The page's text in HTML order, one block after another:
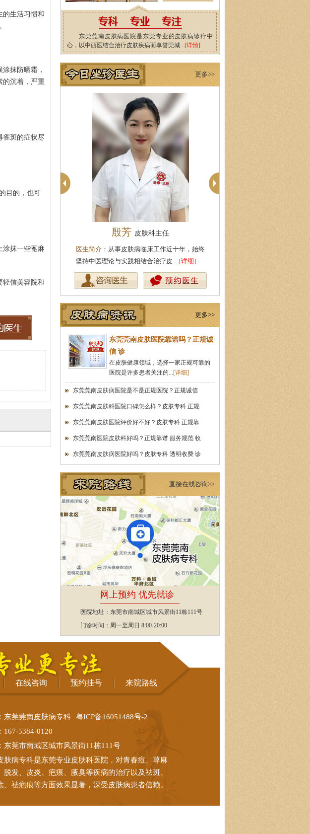
的生活习惯和
抹防晒霜，
的沉着，严重
雀斑的症状尽
目的，也可
涂抹一些蓖麻
轻信美容院和
东莞莞南皮肤病医院是东莞专业的皮肤病诊疗中
心，以中西医结合治疗皮肤疾病而享誉莞城...[详情]
更多>>
简介：从事皮肤病临床工作近十年，始终
持中医理论与实践相结合治疗皮…[详细]
柯仙花
医生简介：东莞莞南皮肤病专科皮肤科主任，
从事皮肤病临床诊疗工作多年，在…
更多>>
东莞莞南皮肤医院靠谱吗？正规诚
信 诊
在皮肤健康领域，选择一家正规可靠的
医院是许多患者关注的...[详细]
东莞莞南皮肤病医院是不是正规医院？正规诚信
东莞莞南皮肤科医院口碑怎么样？皮肤专科 正规
东莞莞南皮肤医院评价好不好？皮肤专科 正规靠
东莞莞南医院皮肤科好吗？正规靠谱 服务规范 收
东莞莞南皮肤病医院好吗？皮肤专科 透明收费 诊
直接在线咨询>>
网上预约 优先就诊
医院地址：东莞市南城区城市风景街11栋111号
门诊时间：周一至周日 8:00-20:00
在线咨询 预约挂号 来院路线
东莞莞南皮肤病专科
粤ICP备16051488号-2
167-5384-0120
东莞市南城区城市风景街11栋111号
肤病专科是东莞专业皮肤科医院，对青春痘、荨麻
脱发、皮炎、疤痕、腋臭等疾病的治疗以及祛斑、
、祛疤痕等方面效果显著，深受皮肤病患者信赖。